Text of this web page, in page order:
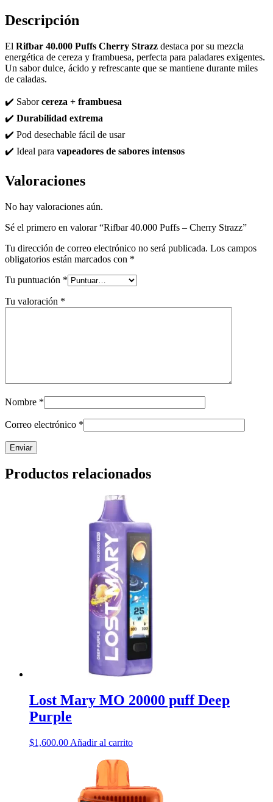
Descripción
El Rifbar 40.000 Puffs Cherry Strazz destaca por su mezcla
energética de cereza y frambuesa, perfecta para paladares exigentes.
Un sabor dulce, ácido y refrescante que se mantiene durante miles
de caladas.
✔️ Saborcereza + frambuesa
✔️ Durabilidad extrema
✔️ Pod desechable fácil de usar
✔️ Ideal para vapeadores de sabores intensos
Valoraciones
No hay valoraciones aún.
Sé el primero en valorar “Rifbar 40.000 Puffs – Cherry Strazz”
Tu dirección de correo electrónico no será publicada. Los campos
obligatorios están marcados con *
Tu puntuación *
Tu valoración *
Nombre *
Correo electrónico *
Productos relacionados
Lost Mary MO 20000 puff Deep
Purple
$1,600.00 Añadir al carrito